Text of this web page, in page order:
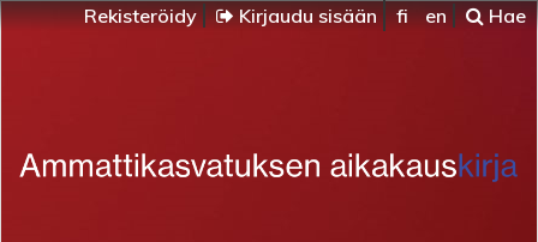
Rekisteröidy Kirjaudu sisään fi en Hae